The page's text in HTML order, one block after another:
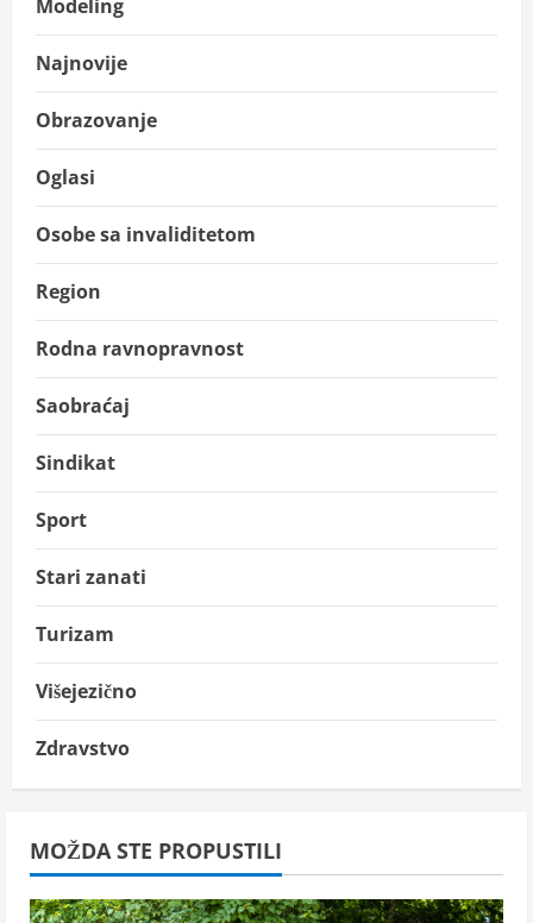
Modeling
Najnovije
Obrazovanje
Oglasi
Osobe sa invaliditetom
Region
Rodna ravnopravnost
Saobraćaj
Sindikat
Sport
Stari zanati
Turizam
Višejezično
Zdravstvo
MOŽDA STE PROPUSTILI